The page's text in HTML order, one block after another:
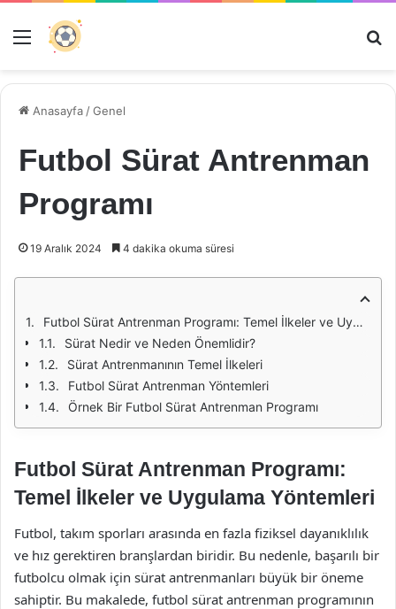
Menü
Anasayfa /Genel
Futbol Sürat Antrenman
Programı
19 Aralık 2024 4 dakika okuma süresi
Futbol Sürat Antrenman Programı: Temel İlkeler ve Uygulama Yöntemleri
Sürat Nedir ve Neden Önemlidir?
Sürat Antrenmanının Temel İlkeleri
Futbol Sürat Antrenman Yöntemleri
Örnek Bir Futbol Sürat Antrenman Programı
Futbol Sürat Antrenman Programı:
Temel İlkeler ve Uygulama Yöntemleri
Futbol, takım sporları arasında en fazla fiziksel dayanıklılık
ve hız gerektiren branşlardan biridir. Bu nedenle, başarılı bir
futbolcu olmak için sürat antrenmanları büyük bir öneme
sahiptir. Bu makalede, futbol sürat antrenman programının